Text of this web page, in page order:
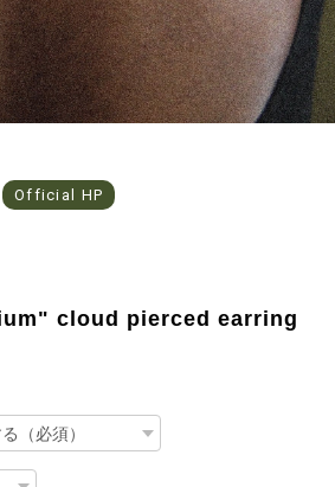
Official HP
cloud pierced earring